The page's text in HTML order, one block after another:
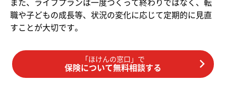
また、ライフプランは一度つくって終わりではなく、転
職や子どもの成長等、状況の変化に応じて定期的に見直
すことが大切です。
「ほけんの窓口」で
保険について無料相談する